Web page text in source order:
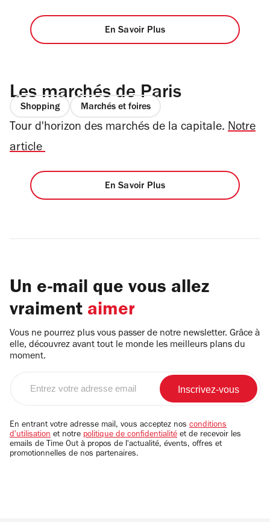
En Savoir Plus
Les marchés de Paris
Shopping Marchés et foires
Tour d'horizon des marchés de la capitale. Notre
article
En Savoir Plus
Un e-mail que vous allez
vraiment aimer
Vous ne pourrez plus vous passer de notre newsletter. Grâce à
elle, découvrez avant tout le monde les meilleurs plans du
moment.
email
En entrant votre adresse mail, vous acceptez nos conditions
d'utilisation et notre politique de confidentialité et de recevoir les
emails de Time Out à propos de l'actualité, évents, offres et
promotionnelles de nos partenaires.